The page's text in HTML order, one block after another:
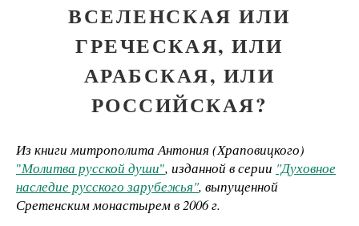
ВСЕЛЕНСКАЯ ИЛИ
ГРЕЧЕСКАЯ, ИЛИ
АРАБСКАЯ, ИЛИ
РОССИЙСКАЯ?
Из книги митрополита Антония (Храповицкого)
"Молитва русской души", изданной в серии "Духовное
наследие русского зарубежья", выпущенной
Сретенским монастырем в2006 г.